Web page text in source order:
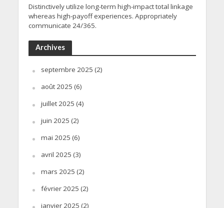
Distinctively utilize long-term high-impact total linkage
whereas high-payoff experiences. Appropriately
communicate 24/365.
Archives
septembre 2025 (2)
août 2025 (6)
juillet 2025 (4)
juin 2025 (2)
mai 2025 (6)
avril 2025 (3)
mars 2025 (2)
février 2025 (2)
janvier 2025 (2)